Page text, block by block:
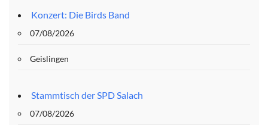
Konzert: Die Birds Band
07/08/2026
Geislingen
Stammtisch der SPD Salach
07/08/2026